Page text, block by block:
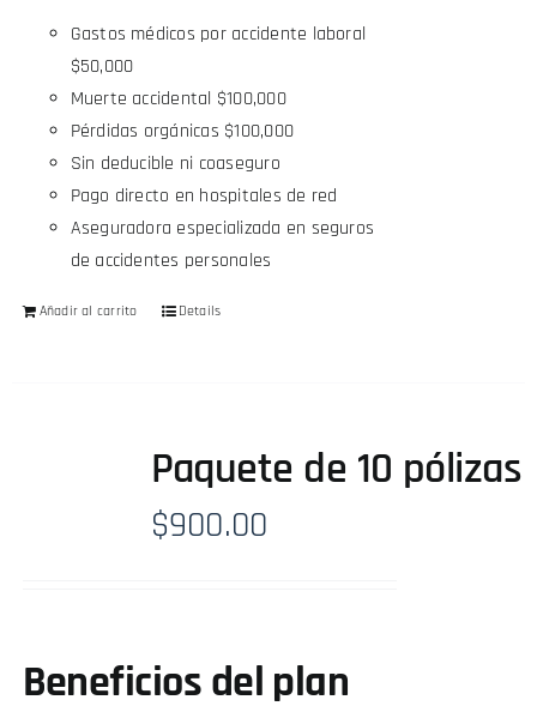
Gastos médicos por accidente laboral
$50,000
Muerte accidental $100,000
Pérdidas orgánicas $100,000
Sin deducible ni coaseguro
Pago directo en hospitales de red
Aseguradora especializada en seguros
de accidentes personales
Añadir al carrito Details
Paquete de 10 pólizas
$900.00
Beneficios del plan